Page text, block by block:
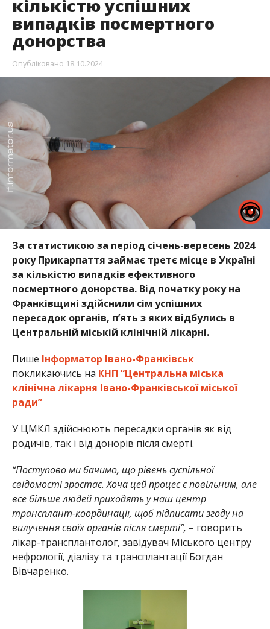
кількістю успішних
випадків посмертного
донорства
Опубліковано 18.10.2024
За статистикою за період січень-вересень 2024
року Прикарпаття займає третє місце в Україні
за кількістю випадків ефективного
посмертного донорства. Від початку року на
Франківщині здійснили сім успішних
пересадок органів, п’ять з яких відбулись в
Центральній міській клінічній лікарні.
Пише Інформатор Івано-Франківськ
покликаючись на КНП “Центральна міська
клінічна лікарня Івано-Франківської міської
ради”
У ЦМКЛ здійснюють пересадки органів як від
родичів, так і від донорів після смерті.
“Поступово ми бачимо, що рівень суспільної
свідомості зростає. Хоча цей процес є повільним, але
все більше людей приходять у наш центр
трансплант-координації, щоб підписати згоду на
вилучення своїх органів після смерті”, – говорить
лікар-трансплантолог, завідувач Міського центру
нефрології, діалізу та трансплантації Богдан
Вівчаренко.